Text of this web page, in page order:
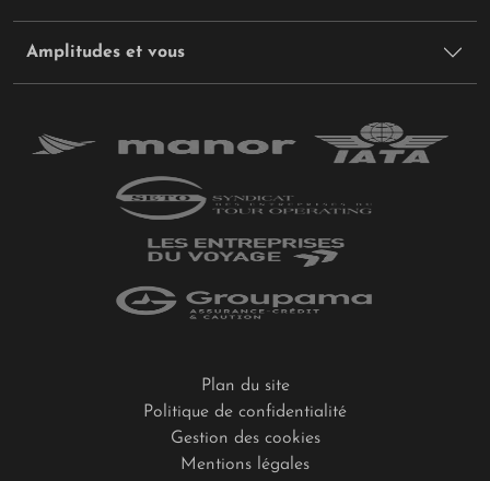
Amplitudes et vous
Plan du site
Politique de confidentialité
Gestion des cookies
Mentions légales